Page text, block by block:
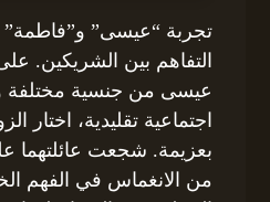
تجربة “عيسى” و”فاطمة”
التفاهم بين الشريكين.
عيسى من جنسية مختلفة
اجتماعية تقليدية، اختار
بعزيمة. شجعت عائلتهما
من الانغماس في الفهم